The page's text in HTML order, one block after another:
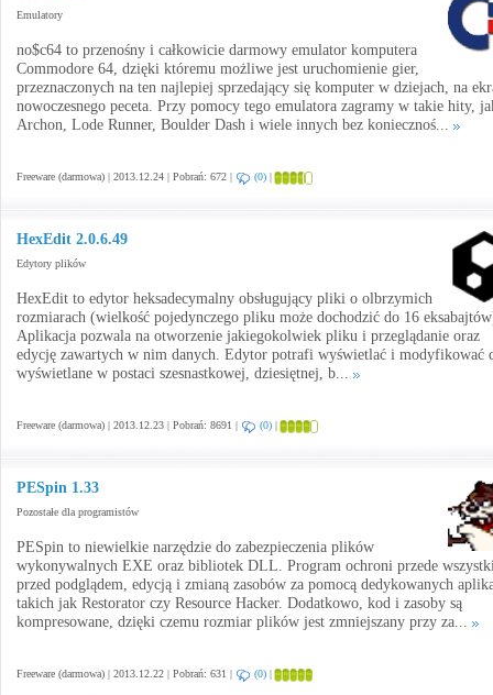
Emulatory
no$c64 to przenośny i całkowicie darmowy emulator komputera
Commodore 64, dzięki któremu możliwe jest uruchomienie gier,
przeznaczonych na ten najlepiej sprzedający się komputer w dziejach, na
nowoczesnego peceta. Przy pomocy tego emulatora zagramy w takie hity,
Archon, Lode Runner, Boulder Dash i wiele innych bez koniecznoś...
Freeware (darmowa) | 2013.12.24 | Pobrań: 672 | (0) |
HexEdit 2.0.6.49
Edytory plików
HexEdit to edytor heksadecymalny obsługujący pliki o olbrzymich
rozmiarach (wielkość pojedynczego pliku może dochodzić do 16
Aplikacja pozwala na otworzenie jakiegokolwiek pliku i przeglądanie oraz
edycję zawartych w nim danych. Edytor potrafi wyświetlać i modyfikować
wyświetlane w postaci szesnastkowej, dziesiętnej, b...
Freeware (darmowa) | 2013.12.23 | Pobrań: 8691 | (0) |
PESpin 1.33
Pozostałe dla programistów
PESpin to niewielkie narzędzie do zabezpieczenia plików
wykonywalnych EXE oraz bibliotek DLL. Program ochroni przede
przed podglądem, edycją i zmianą zasobów za pomocą dedykowanych
takich jak Restorator czy Resource Hacker. Dodatkowo, kod i zasoby są
kompresowane, dzięki czemu rozmiar plików jest zmniejszany przy za...
Freeware (darmowa) | 2013.12.22 | Pobrań: 631 | (0) |